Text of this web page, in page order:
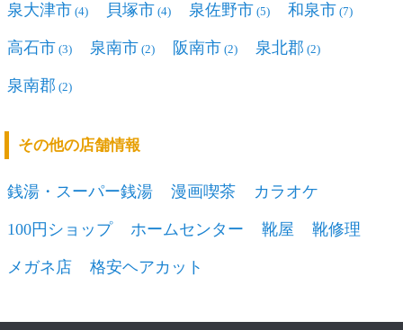
泉大津市 (4) 貝塚市 (4) 泉佐野市 (5) 和泉市 (7)
高石市 (3) 泉南市 (2) 阪南市 (2) 泉北郡 (2)
泉南郡 (2)
その他の店舗情報
銭湯・スーパー銭湯 漫画喫茶 カラオケ
100円ショップ ホームセンター 靴屋 靴修理
メガネ店 格安ヘアカット